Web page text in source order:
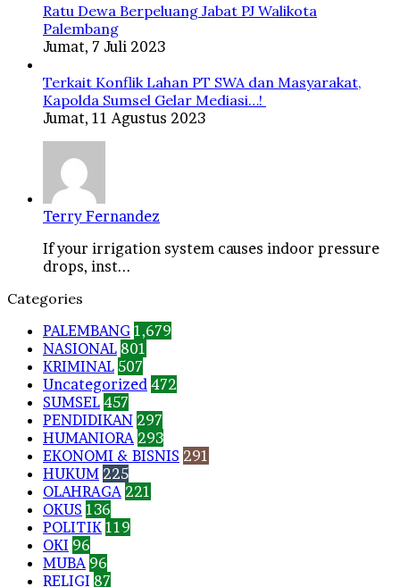
Ratu Dewa Berpeluang Jabat PJ Walikota
Palembang
Jumat, 7 Juli 2023
Terkait Konflik Lahan PT SWA dan Masyarakat,
Kapolda Sumsel Gelar Mediasi…!
Jumat, 11 Agustus 2023
Terry Fernandez
If your irrigation system causes indoor pressure
drops, inst...
Categories
PALEMBANG 1,679
NASIONAL 801
KRIMINAL 507
Uncategorized 472
SUMSEL 457
PENDIDIKAN 297
HUMANIORA 293
EKONOMI & BISNIS 291
HUKUM 225
OLAHRAGA 221
OKUS 136
POLITIK 119
OKI 96
MUBA 96
RELIGI 87